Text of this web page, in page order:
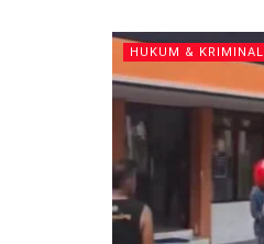
HUKUM & KRIMINAL